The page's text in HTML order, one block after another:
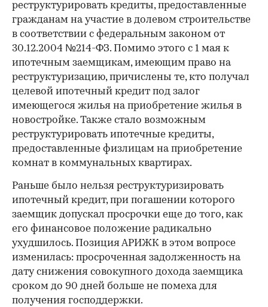
реструктурировать кредиты, предоставленные
гражданам на участие в долевом строительстве
в соответствии с федеральным законом от
30.12.2004 №214-ФЗ. Помимо этого с 1 мая к
ипотечным заемщикам, имеющим право на
реструктуризацию, причислены те, кто получал
целевой ипотечный кредит под залог
имеющегося жилья на приобретение жилья в
новостройке. Также стало возможным
реструктурировать ипотечные кредиты,
предоставленные физлицам на приобретение
комнат в коммунальных квартирах.
Раньше было нельзя реструктуризировать
ипотечный кредит, при погашении которого
заемщик допускал просрочки еще до того, как
его финансовое положение радикально
ухудшилось. Позиция АРИЖК в этом вопросе
изменилась: просроченная задолженность на
дату снижения совокупного дохода заемщика
сроком до 90 дней больше не помеха для
получения господдержки.